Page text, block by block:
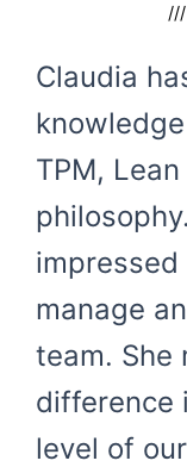
///
Claudia
TPM,
impressed
manage
team. She
difference
level of